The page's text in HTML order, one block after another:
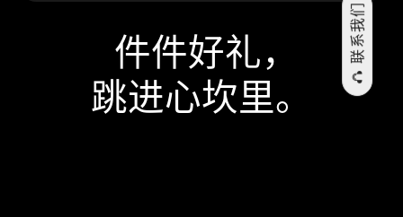
联系我们
件件好礼，
跳⁠进⁠心⁠坎⁠里。